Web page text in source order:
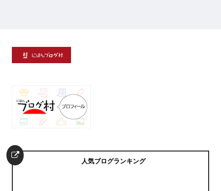
人気ブログランキング